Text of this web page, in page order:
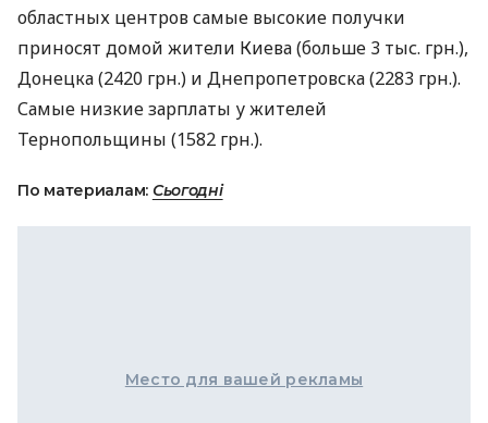
областных центров самые высокие получки
приносят домой жители Киева (больше 3 тыс. грн.),
Донецка (2420 грн.) и Днепропетровска (2283 грн.).
Самые низкие зарплаты у жителей
Тернопольщины (1582 грн.).
По материалам: Сьогодні
Место для вашей рекламы